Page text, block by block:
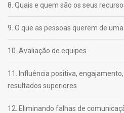
8. Quais e quem são os seus
9. O que as pessoas querem de
10. Avaliação de equipes
11. Influência positiva,
resultados superiores
12. Eliminando falhas de